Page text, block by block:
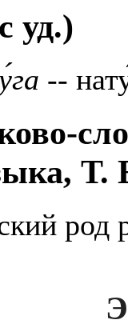
уд.)
--
род